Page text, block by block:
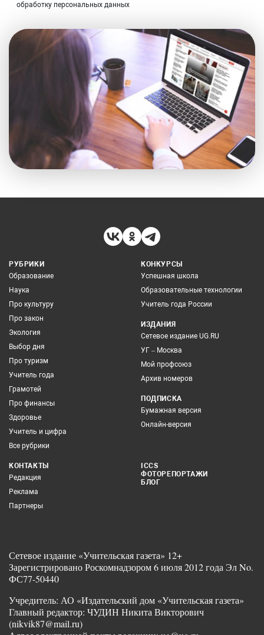
обработку персональных данных
РУБРИКИ
Образование
Наука
Про культуру
Про закон
Экология
Выбор дня
Про туризм
Учитель года
Грамотей
Про финансы
Здоровье
Учитель и цифра
Все рубрики
КОНКУРСЫ
Успешная школа
Образовательные технологии
Учитель года России
ИЗДАНИЯ
Сетевое издание UG.RU
УГ – Москва
Мой профсоюз
Архив номеров
ПОДПИСКА
Бумажная версия
Онлайн-версия
КОНТАКТЫ
Редакция
Реклама
Партнеры
ICCS
ФОТОРЕПОРТАЖИ
БЛОГ
Сетевое издание «Учительская газета» 12+
Зарегистрировано Роскомнадзором 6 июля 2012 года Эл No.
ФС77-50440
Учредитель: АО «Издательский дом «Учительская газета»
Главный редактор: ЧУДИН Никита Викторович
(nikvik87@mail.ru)